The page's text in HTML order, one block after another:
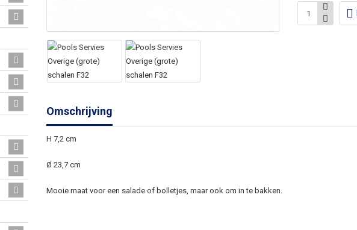
Omschrijving
H 7,2 cm
Ø 23,7 cm
Mooie maat voor een salade of bolletjes, maar ook om in te bakken.